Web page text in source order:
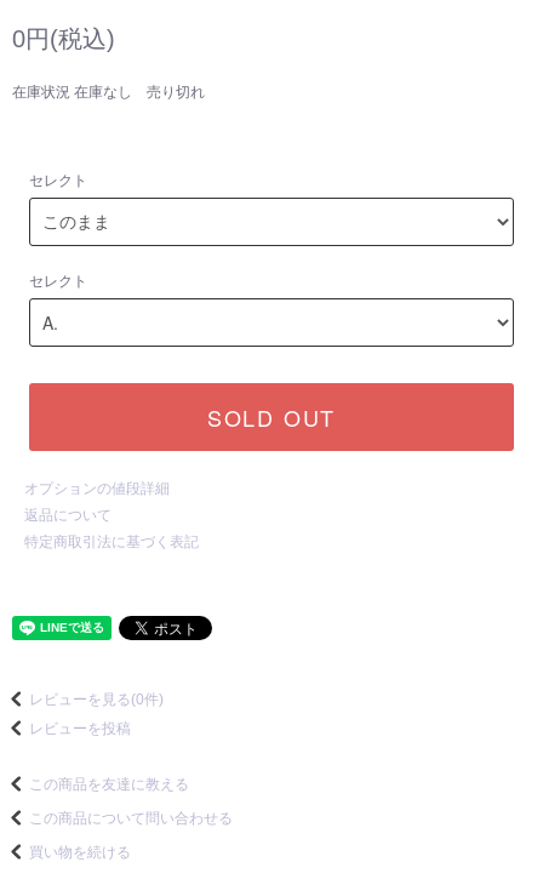
0円(税込)
在庫状況 在庫なし 売り切れ
セレクト
セレクト
SOLD OUT
オプションの値段詳細
返品について
特定商取引法に基づく表記
レビューを見る(0件)
レビューを投稿
この商品を友達に教える
この商品について問い合わせる
買い物を続ける